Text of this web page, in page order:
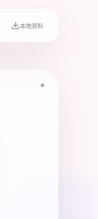
本地资料